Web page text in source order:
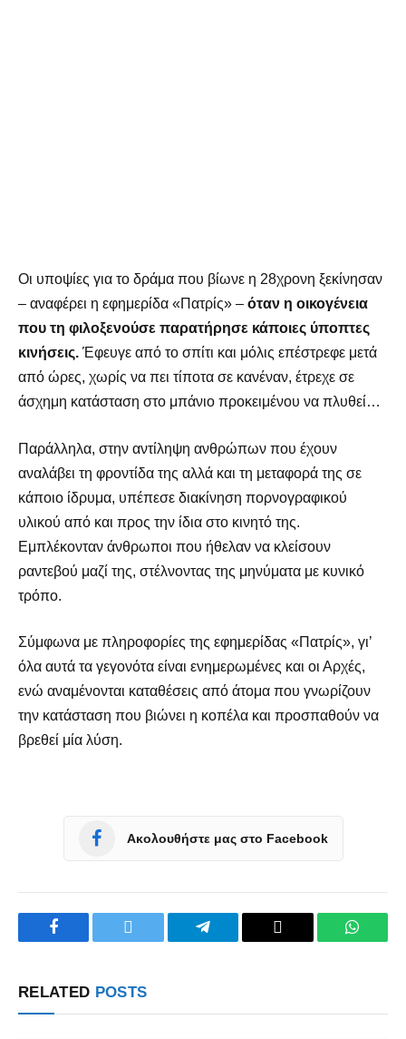
Οι υποψίες για το δράμα που βίωνε η 28χρονη ξεκίνησαν
– αναφέρει η εφημερίδα «Πατρίς» – όταν η οικογένεια
που τη φιλοξενούσε παρατήρησε κάποιες ύποπτες
κινήσεις. Έφευγε από το σπίτι και μόλις επέστρεφε μετά
από ώρες, χωρίς να πει τίποτα σε κανέναν, έτρεχε σε
άσχημη κατάσταση στο μπάνιο προκειμένου να πλυθεί…
Παράλληλα, στην αντίληψη ανθρώπων που έχουν
αναλάβει τη φροντίδα της αλλά και τη μεταφορά της σε
κάποιο ίδρυμα, υπέπεσε διακίνηση πορνογραφικού
υλικού από και προς την ίδια στο κινητό της.
Εμπλέκονταν άνθρωποι που ήθελαν να κλείσουν
ραντεβού μαζί της, στέλνοντας της μηνύματα με κυνικό
τρόπο.
Σύμφωνα με πληροφορίες της εφημερίδας «Πατρίς», γι’
όλα αυτά τα γεγονότα είναι ενημερωμένες και οι Αρχές,
ενώ αναμένονται καταθέσεις από άτομα που γνωρίζουν
την κατάσταση που βιώνει η κοπέλα και προσπαθούν να
βρεθεί μία λύση.
Ακολουθήστε μας στο Facebook
Facebook Twitter Telegram
Copy
RELATED POSTS